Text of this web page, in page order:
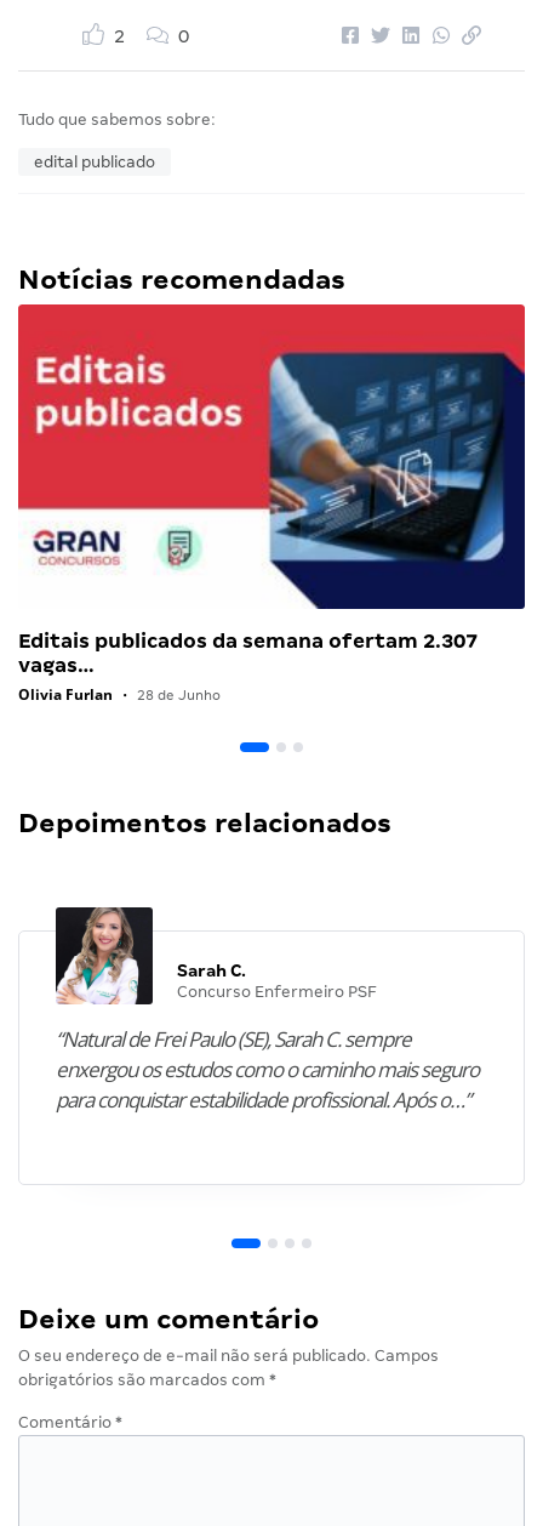
2 0
Tudo que sabemos sobre:
edital publicado
Notícias recomendadas
Editais publicados da semana ofertam 2.307
vagas…
Olivia Furlan • 28 de Junho
Depoimentos relacionados
Sarah C.
Concurso Enfermeiro PSF
“Natural de Frei Paulo (SE), Sarah C. sempre
enxergou os estudos como o caminho mais seguro
para conquistar estabilidade profissional. Após o…”
Deixe um comentário
O seu endereço de e-mail não será publicado. Campos
obrigatórios são marcados com *
Comentário *